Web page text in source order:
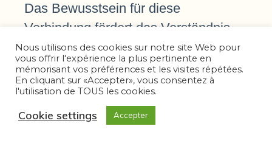
Das Bewusstsein für diese
Verbindung fördert das Verständnis
für die kulturelle Kontinuität.
b) Der Beitrag der
Mythen zur Gestaltung
Nous utilisons des cookies sur notre site Web pour
vous offrir l'expérience la plus pertinente en
mémorisant vos préférences et les visites répétées.
En cliquant sur «Accepter», vous consentez à
l'utilisation de TOUS les cookies.
Cookie settings Accepter